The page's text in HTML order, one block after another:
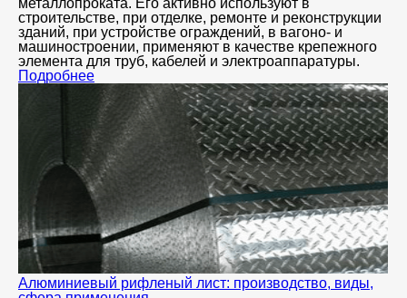
металлопроката. Его активно используют в
строительстве, при отделке, ремонте и реконструкции
зданий, при устройстве ограждений, в вагоно- и
машиностроении, применяют в качестве крепежного
элемента для труб, кабелей и электроаппаратуры.
Подробнее
Алюминиевый рифленый лист: производство, виды,